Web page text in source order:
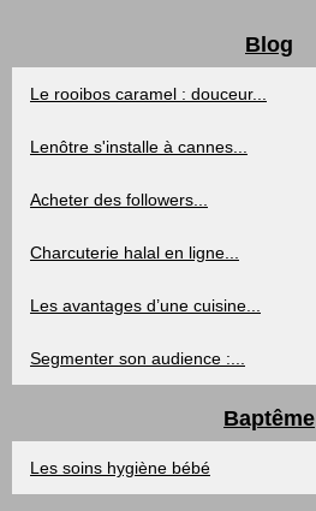
Blog
Le rooibos caramel : douceur...
Lenôtre s'installe à cannes...
Acheter des followers...
Charcuterie halal en ligne...
Les avantages d’une cuisine...
Segmenter son audience :...
Baptême
Les soins hygiène bébé